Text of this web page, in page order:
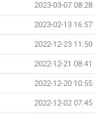
2023-03-07 08:28
2023-02-13 16:57
2022-12-23 11:50
2022-12-21 08:41
2022-12-20 10:55
2022-12-02 07:45